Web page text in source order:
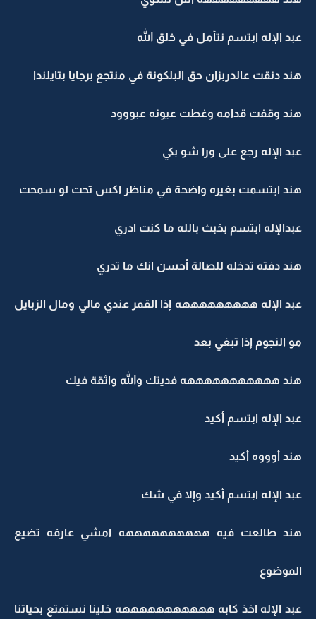
عبد الإله ابتسم نتأمل في خلق الله
هند دنقت عالدربزان حق البلكونة في منتجع برجايا بتايلندا
هند وقفت قدامه وغطت عيونه عبووود
عبد الإله رجع على ورا شو بكي
هند ابتسمت بغيره واضحة في مناظر اكس تحت لو سمحت
عبدالإله ابتسم بخبث بالله ما كنت ادري
هند دفته تدخله للصالة أحسن انك ما تدري
عبد الإله هههههههههه إذا القمر عندي مالي ومال الزبايل
مو النجوم إذا تبغي بعد
هند هههههههههههه فديتك والله واثقة فيك
عبد الإله ابتسم أكيد
هند أوووه أكيد
عبد الإله ابتسم أكيد وإلا في شك
هند طالعت فيه ههههههههههه امشي عارفه تضيع
الموضوع
عبد الإله اخذ كابه هههههههههههه خلينا نستمتع بحياتنا